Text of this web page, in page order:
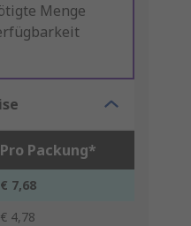
Menge
Pro Packung*
€ 7,68
€ 4,78